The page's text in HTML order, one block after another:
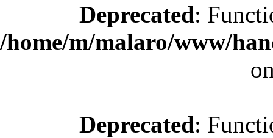
Deprecated:
/home/m/malaro/www/
Deprecated: